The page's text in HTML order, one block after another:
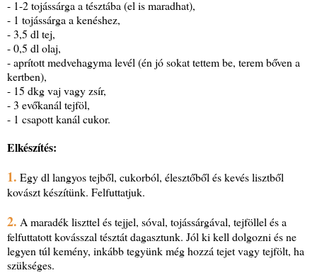
- 1-2 tojássárga a tésztába (el is maradhat),
- 1 tojássárga a kenéshez,
- 3,5 dl tej,
- 0,5 dl olaj,
- aprított medvehagyma levél (én jó sokat tettem be, terem bőven a
kertben),
- 15 dkg vaj vagy zsír,
- 3 evőkanál tejföl,
- 1 csapott kanál cukor.
Elkészítés:
1. Egy dl langyos tejből, cukorból, élesztőből és kevés lisztből
kovászt készítünk. Felfuttatjuk.
2. A maradék liszttel és tejjel, sóval, tojássárgával, tejföllel és a
felfuttatott kovásszal tésztát dagasztunk. Jól ki kell dolgozni és ne
legyen túl kemény, inkább tegyünk még hozzá tejet vagy tejfölt, ha
szükséges.